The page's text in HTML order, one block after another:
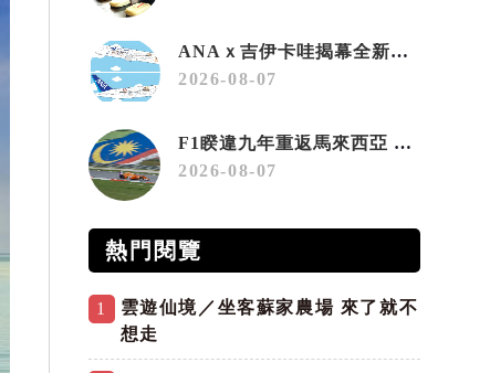
ANAｘ吉伊卡哇揭幕全新彩繪機「Chiikawa JET」
2026-08-07
F1睽違九年重返馬來西亞 三大國際賽事打造10月運動旅遊熱潮 賽車、自行車、路跑同週登場
2026-08-07
熱門閱覽
1
雲遊仙境／坐客蘇家農場 來了就不
想走